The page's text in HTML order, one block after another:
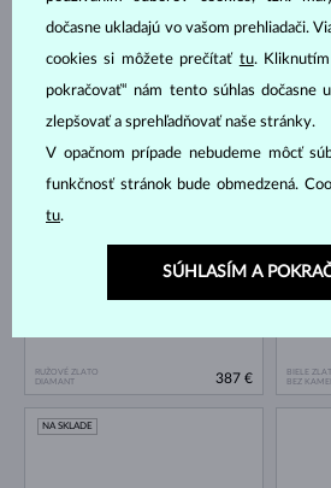
BIELE ZLATO
BEZ KAMEŇA
214 €
RUŽOVÉ
RUŽOVÉ ZLATO
DIAMANT
387 €
BIELE
BEZ
NA SKLADE
dočasne ukladajú vo vašom prehliadači.
cookies si môžete prečítať tu. Kliknutím
pokračovať“ nám tento súhlas dočasne
zlepšovať a sprehľadňovať naše stránky.
V opačnom prípade nebudeme môcť
funkčnosť stránok bude obmedzená.
tu.
SÚHLASÍM A